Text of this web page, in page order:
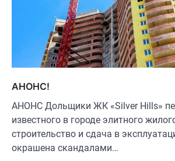
АНОНС!
АНОНС Дольщики ЖК «Silver Hills»
известного в городе элитного
строительство и сдача в
окрашена скандалами…